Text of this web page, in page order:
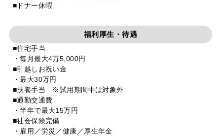
■ドナー休暇
福利厚生・待遇
■住宅手当
・毎月最大4万5,000円
■引越しお祝い金
・最大30万円
■扶養手当 ※試用期間中は対象外
■通勤交通費
・半年で最大15万円
■社会保険完備
・雇用／労災／健康／厚生年金